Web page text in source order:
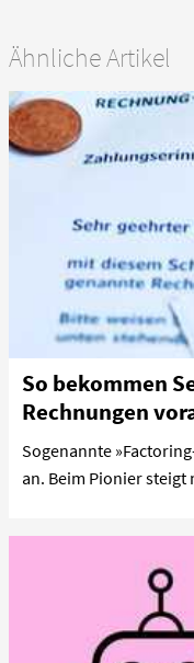
Ähnliche Artikel
So bekommen
Rechnungen
Sogenannte
an. Beim Pionier